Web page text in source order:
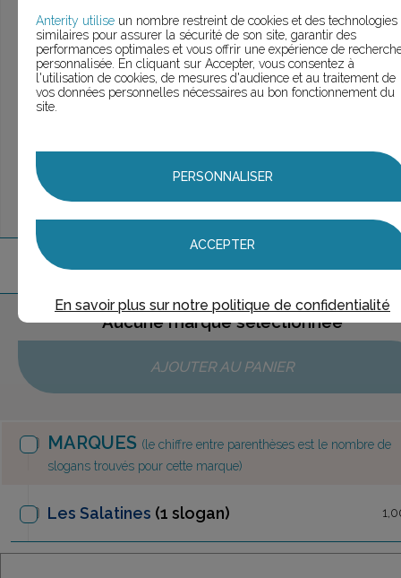
> Voir larecherche approfondie
> Voir larecherche personnalisée
marquetrouvée
Aucune marque sélectionnée
AJOUTER AU PANIER
MARQUES (le chiffre entre parenthèses est le nombre de
slogans trouvés pour cette marque)
Les Salatines (1 slogan)
Anterity utilise un nombre restreint de cookies et des technologies
similaires pour assurer la sécurité de son site, garantir des
performances optimales et vous offrir une expérience de
personnalisée. En cliquant sur Accepter, vous consentez à
l'utilisation de cookies, de mesures d'audience et au traitement de
vos données personnelles nécessaires au bon fonctionnement du
site.
PERSONNALISER
ACCEPTER
En savoir plus sur notre politique de confidentialité